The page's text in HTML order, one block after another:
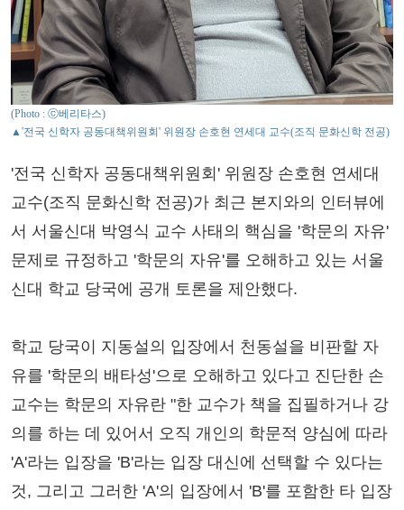
(Photo : ⓒ베리타스)
▲'전국 신학자 공동대책위원회' 위원장 손호현 연세대 교수(조직 문화신학 전공)
'전국 신학자 공동대책위원회' 위원장 손호현 연세대
교수(조직 문화신학 전공)가 최근 본지와의 인터뷰에
서 서울신대 박영식 교수 사태의 핵심을 '학문의 자유'
문제로 규정하고 '학문의 자유'를 오해하고 있는 서울
신대 학교 당국에 공개 토론을 제안했다.
학교 당국이 지동설의 입장에서 천동설을 비판할 자
유를 '학문의 배타성'으로 오해하고 있다고 진단한 손
교수는 학문의 자유란 "한 교수가 책을 집필하거나 강
의를 하는 데 있어서 오직 개인의 학문적 양심에 따라
'A'라는 입장을 'B'라는 입장 대신에 선택할 수 있다는
것, 그리고 그러한 'A'의 입장에서 'B'를 포함한 타 입장